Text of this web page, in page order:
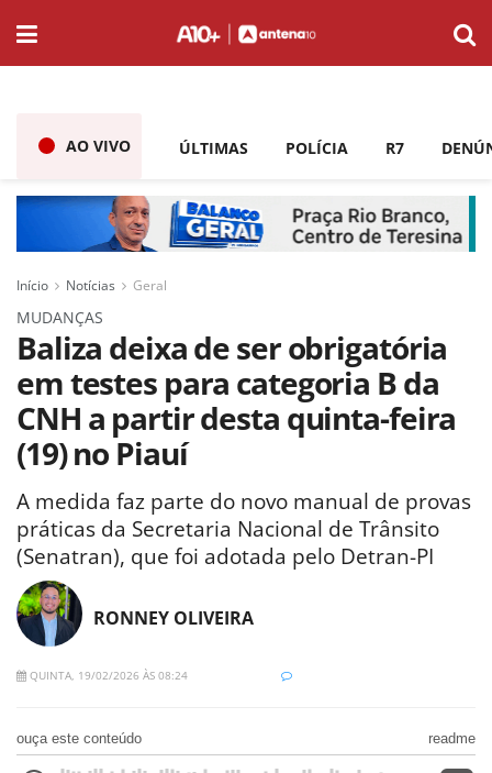
AO VIVO ÚLTIMAS POLÍCIA R7
Início Notícias Geral
MUDANÇAS
Baliza deixa de ser obrigatória
em testes para categoria B da
CNH a partir desta quinta-feira
(19) no Piauí
A medida faz parte do novo manual de provas
práticas da Secretaria Nacional de Trânsito
(Senatran), que foi adotada pelo Detran-PI
RONNEY OLIVEIRA
QUINTA, 19/02/2026 ÀS 08:24
ouça este conteúdo readme